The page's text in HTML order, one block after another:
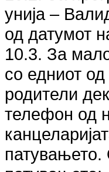
унија –
од датумот
10.3. За
со едниот од
родители
телефон од
патувањето.